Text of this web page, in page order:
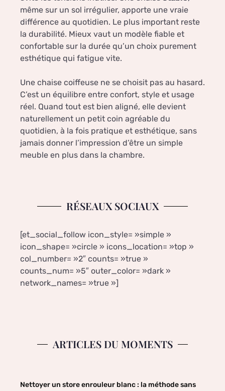
même sur un sol irrégulier, apporte une vraie
différence au quotidien. Le plus important reste
la durabilité. Mieux vaut un modèle fiable et
confortable sur la durée qu’un choix purement
esthétique qui fatigue vite.
Une chaise coiffeuse ne se choisit pas au hasard.
C’est un équilibre entre confort, style et usage
réel. Quand tout est bien aligné, elle devient
naturellement un petit coin agréable du
quotidien, à la fois pratique et esthétique, sans
jamais donner l’impression d’être un simple
meuble en plus dans la chambre.
RÉSEAUX SOCIAUX
[et_social_follow icon_style= »simple »
icon_shape= »circle » icons_location= »top »
col_number= »2″ counts= »true »
counts_num= »5″ outer_color= »dark »
network_names= »true »]
ARTICLES DU MOMENTS
Nettoyer un store enrouleur blanc : la méthode sans